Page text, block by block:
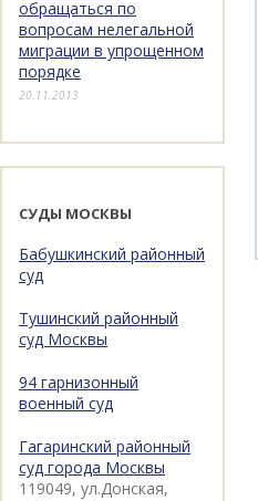
обращаться по
вопросам нелегальной
миграции в упрощенном
порядке
20.11.2013
СУДЫ МОСКВЫ
Бабушкинский районный
суд
Тушинский районный
суд Москвы
94 гарнизонный
военный суд
Гагаринский районный
суд города Москвы
119049, ул.Донская,